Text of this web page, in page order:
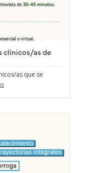
clínicos/as de
as que se